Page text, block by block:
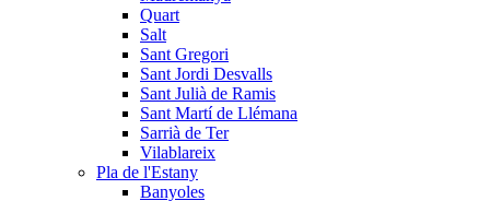
Quart
Salt
Sant Gregori
Sant Jordi Desvalls
Sant Julià de Ramis
Sant Martí de Llémana
Sarrià de Ter
Vilablareix
Pla de l'Estany
Banyoles